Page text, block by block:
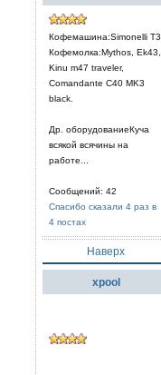
Кофемашина:Simonelli T3
Кофемолка:Mythos, Ek43,
Kinu m47 traveler,
Comandante C40 MK3
black.
Др. оборудованиеКуча
всякой всячины на
работе...
Сообщений: 42
Спасибо сказали 4 раз в
4 постах
Наверх
xpool